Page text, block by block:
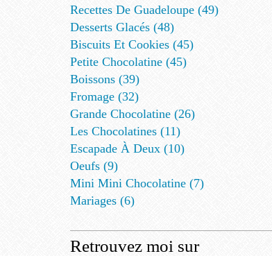
Recettes De Guadeloupe (49)
Desserts Glacés (48)
Biscuits Et Cookies (45)
Petite Chocolatine (45)
Boissons (39)
Fromage (32)
Grande Chocolatine (26)
Les Chocolatines (11)
Escapade À Deux (10)
Oeufs (9)
Mini Mini Chocolatine (7)
Mariages (6)
Retrouvez moi sur